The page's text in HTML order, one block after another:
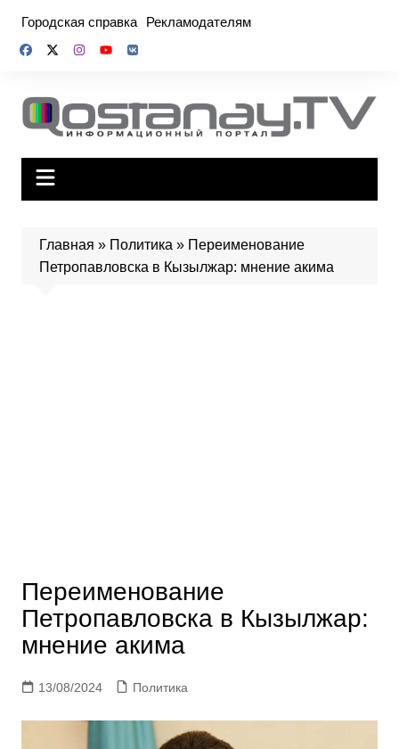
содержимому
Городская справка Рекламодателям
Главная » Политика » Переименование
Петропавловска в Кызылжар: мнение акима
Переименование
Петропавловска в Кызылжар:
мнение акима
13/08/2024 Политика